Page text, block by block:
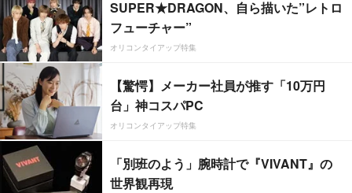
SUPER★DRAGON、自ら描いた”レトロ
フューチャー”
オリコンタイアップ特集
【驚愕】メーカー社員が推す「10万円
台」神コスパPC
オリコンタイアップ特集
「別班のよう」腕時計で『VIVANT』の
世界観再現